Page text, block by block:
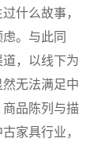
什么故事，
。与此同
，以线下为
无法满足中
品陈列与描
家具行业，